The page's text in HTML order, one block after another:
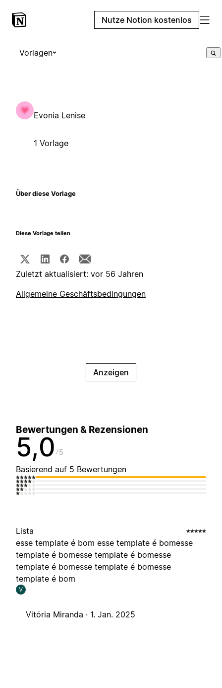
Nutze Notion kostenlos
Vorlagen
Evonia Lenise
1 Vorlage
Über diese Vorlage
Diese Vorlage teilen
Zuletzt aktualisiert: vor 56 Jahren
Allgemeine Geschäftsbedingungen
Anzeigen
Bewertungen & Rezensionen
5,0 5
Basierend auf 5 Bewertungen
Lista
esse template é bom esse template é bomesse
template é bomesse template é bomesse
template é bomesse template é bomesse
template é bom
V
Vitória Miranda · 1. Jan. 2025